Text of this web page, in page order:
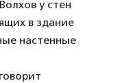
у стен
в здание
настенные